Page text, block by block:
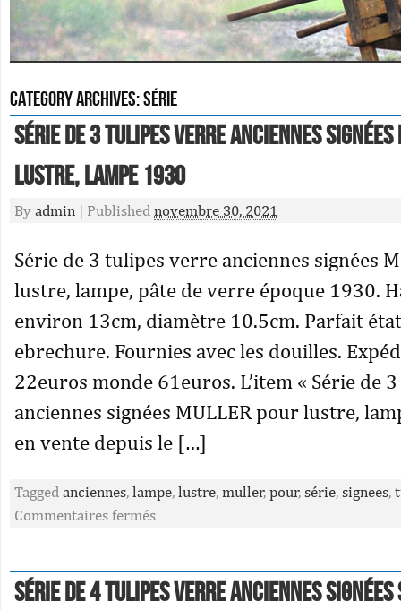
Category Archives:série
Série de 3 tulipes verre anciennes signées
lustre, lampe 1930
By admin | Published novembre 30, 2021
Série de 3 tulipes verre anciennes signées
lustre, lampe, pâte de verre époque 1930.
environ 13cm, diamètre 10.5cm. Parfait
ebrechure. Fournies avec les douilles.
22euros monde 61euros. L’item « Série de
anciennes signées MULLER pour lustre,
en vente depuis le […]
Tagged anciennes, lampe, lustre, muller, pour, série, signees,
Commentaires fermés
Série de 4 tulipes verre anciennes signées